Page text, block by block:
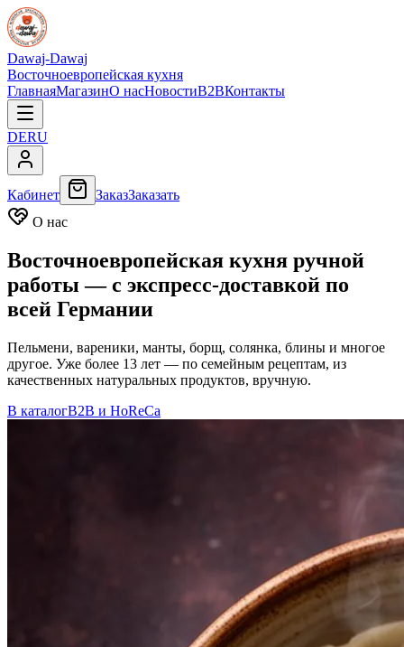
Dawaj-Dawaj
Восточноевропейская кухня
ГлавнаяМагазинО насНовостиB2BКонтакты
DERU
Кабинет ЗаказЗаказать
О нас
Восточноевропейская кухня ручной
работы — с экспресс-доставкой по
всей Германии
Пельмени, вареники, манты, борщ, солянка, блины и многое
другое. Уже более 13 лет — по семейным рецептам, из
качественных натуральных продуктов, вручную.
В каталогB2B и HoReCa